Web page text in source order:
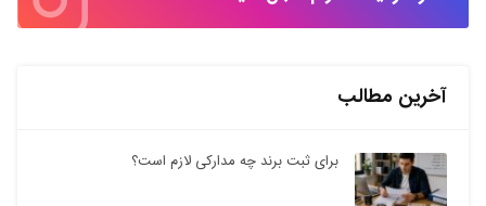
آخرین مطالب
برای ثبت برند چه مدارکی لازم است؟